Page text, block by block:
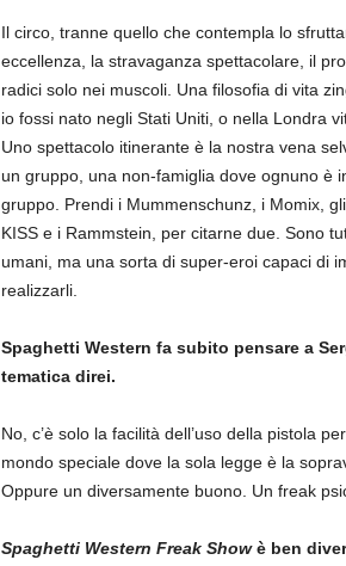
Il circo, tranne quello che contempla lo
eccellenza, la stravaganza spettacolare, il
radici solo nei muscoli. Una filosofia di vita
io fossi nato negli Stati Uniti, o nella Londra
Uno spettacolo itinerante è la nostra vena
un gruppo, una non-famiglia dove ognuno è
gruppo. Prendi i Mummenschunz, i Momix,
KISS e i Rammstein, per citarne due. Sono
umani, ma una sorta di super-eroi capaci di
realizzarli.
Spaghetti Western fa subito pensare a
tematica direi.
No, c’è solo la facilità dell’uso della pistola
mondo speciale dove la sola legge è la
Oppure un diversamente buono. Un freak
Spaghetti Western Freak Showè ben